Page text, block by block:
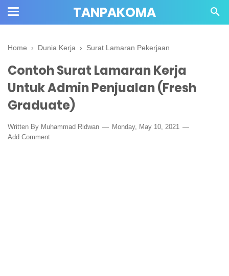
TANPAKOMA
Home › Dunia Kerja › Surat Lamaran Pekerjaan
Contoh Surat Lamaran Kerja
Untuk Admin Penjualan (Fresh
Graduate)
Written By Muhammad Ridwan
Monday, May 10, 2021
Add Comment